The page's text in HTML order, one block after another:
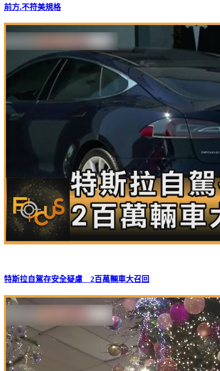
前方.不符美規格
特斯拉自駕存安全疑慮 2百萬輛車大召回